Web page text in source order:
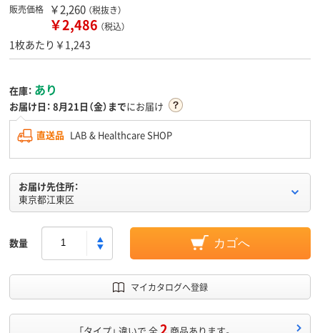
販売価格 ￥2,260 （税抜き）
￥2,486 （税込）
1枚あたり￥1,243
在庫： あり
お届け日： 8月21日（金）までにお届け
直送品 LAB & Healthcare SHOP
お届け先住所：
東京都江東区
数量 カゴへ
マイカタログへ登録
「タイプ」 違いで 全2 商品あります。